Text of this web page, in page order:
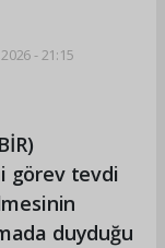
- 21:15
görev tevdi
duyduğu